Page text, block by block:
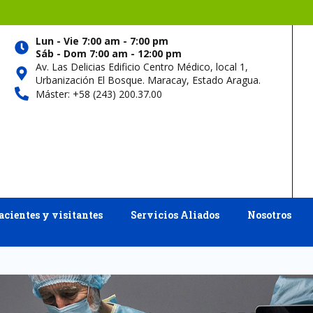
Lun - Vie 7:00 am - 7:00 pm
Sáb - Dom 7:00 am - 12:00 pm
Av. Las Delicias Edificio Centro Médico, local 1,
Urbanización El Bosque. Maracay, Estado Aragua.
Máster: +58 (243) 200.37.00
y visitantes Servicios Aliados Nosotros